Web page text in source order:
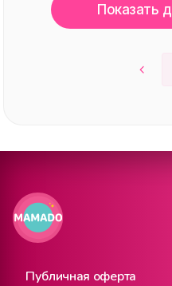
Показать
Публичная оферта